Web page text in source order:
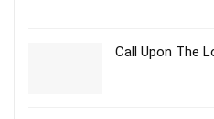
Call Upon The